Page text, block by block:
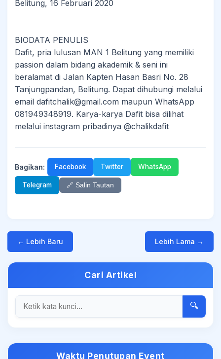
Belitung, 16 Februari 2020
BIODATA PENULIS
Dafit, pria lulusan MAN 1 Belitung yang memiliki
passion dalam bidang akademik & seni ini
beralamat di Jalan Kapten Hasan Basri No. 28
Tanjungpandan, Belitung. Dapat dihubungi melalui
email dafitchalik@gmail.com maupun WhatsApp
081949348919. Karya-karya Dafit bisa dilihat
melalui instagram pribadinya @chalikdafit
Bagikan: Facebook Twitter WhatsApp
Telegram 🔗 Salin Tautan
← Lebih Baru Lebih Lama →
Cari Artikel
🔍
Waktu Penutupan Event